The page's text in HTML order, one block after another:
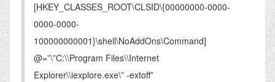
[HKEY_CLASSES_ROOT\CLSID\{00000000-0000-
0000-0000-
100000000001}\shell\NoAddOns\Command]
@=”\”C:\\Program Files\\Internet
Explorer\\iexplore.exe\” -extoff”